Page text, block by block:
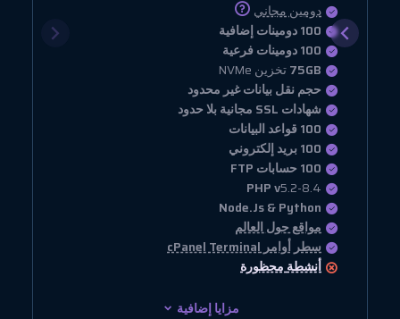
دومين مجاني
100 دومينات إضافية
100 دومينات فرعية
75GBتخزين NVMe
حجم نقل بيانات غير محدود
شهادات SSL مجانية بلا حدود
100 قواعد البيانات
100 بريد إلكتروني
100 حسابات FTP
PHP v5.2-8.4
Node.Js & Python
مواقع حول العالم
سطر أوامر cPanel Terminal
أنشطةمحظورة
مزايا إضافية